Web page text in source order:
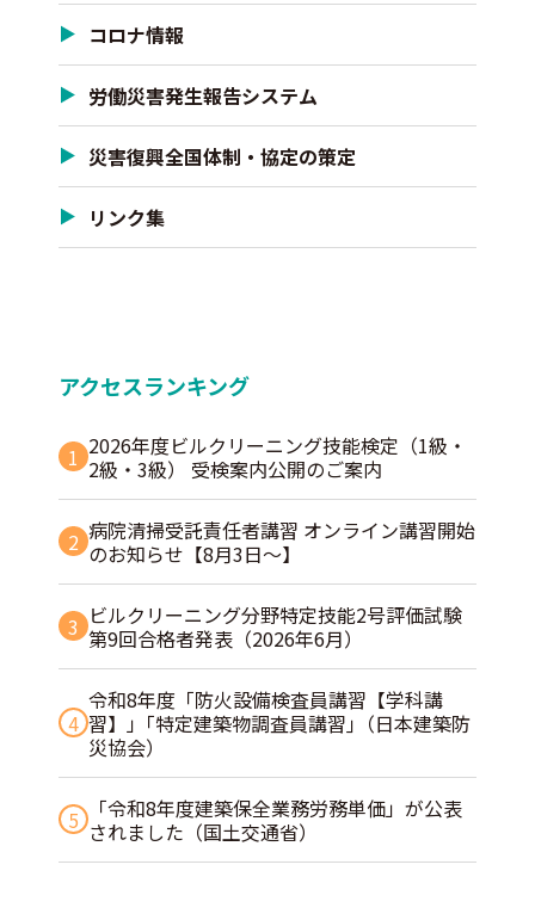
コロナ情報
労働災害発生報告システム
災害復興全国体制・協定の策定
リンク集
アクセスランキング
1 2026年度ビルクリーニング技能検定（1級・
2級・3級） 受検案内公開のご案内
2 病院清掃受託責任者講習 オンライン講習開始
のお知らせ【8月3日～】
3 ビルクリーニング分野特定技能2号評価試験
第9回合格者発表（2026年6月）
4
令和8年度「防火設備検査員講習【学科講
習】」｢特定建築物調査員講習｣（日本建築防
災協会）
5
「令和8年度建築保全業務労務単価」が公表
されました（国土交通省）